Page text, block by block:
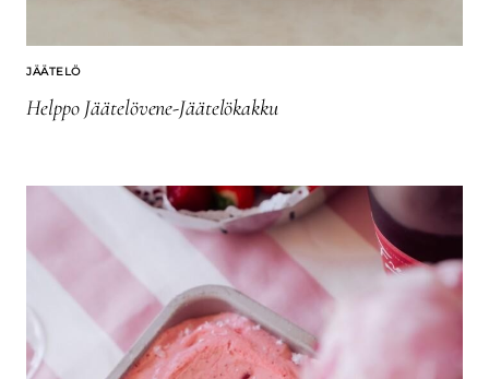
JÄÄTELÖ
Helppo Jäätelövene-Jäätelökakku